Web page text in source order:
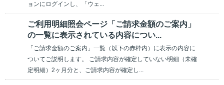
ョンにログインし、「ウェ...
ご利用明細照会ページ「ご請求金額のご案内」
の一覧に表示されている内容につい...
「ご請求金額のご案内」一覧（以下の赤枠内）に表示の内容に
ついてご説明します。 ご請求内容が確定していない明細（未確
定明細）2ヶ月分と、ご請求内容が確定し...